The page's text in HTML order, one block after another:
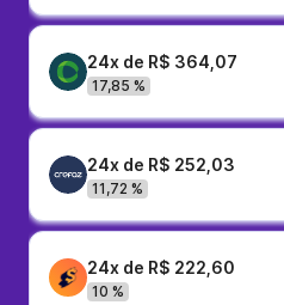
24x de R$ 364,07
17,85 %
24x de R$ 252,03
11,72 %
24x de R$ 222,60
10 %